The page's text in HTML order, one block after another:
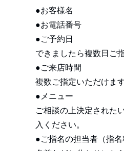
●お客様名
●お電話番号
●ご予約日
できましたら複数日ご
●ご来店時間
複数ご指定いただけま
●メニュー
ご相談の上決定された
入ください。
●ご指名の担当者（指名